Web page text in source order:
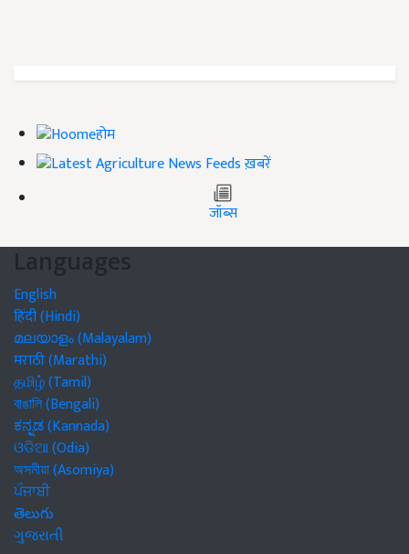
होम
ख़बरें
जॉब्स
Languages
English
हिंदी (Hindi)
മലയാളം (Malayalam)
मराठी (Marathi)
தமிழ் (Tamil)
বাঙালি (Bengali)
ಕನ್ನಡ (Kannada)
ଓଡିଆ (Odia)
অসমীয়া (Asomiya)
ਪੰਜਾਬੀ
తెలుగు
ગુજરાતી